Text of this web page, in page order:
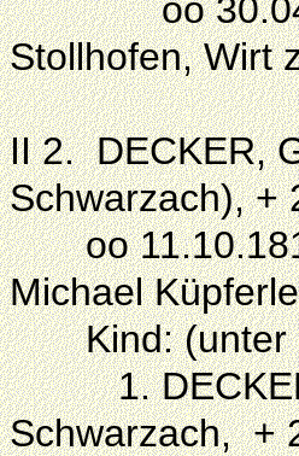
oo
Stollhofen, Wirt
II 2. DECKER,
Schwarzach), +
oo
Michael
Kind: (unter
1. DECKER,
Schwarzach,+